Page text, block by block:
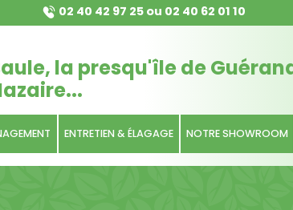
02 40 42 97 25ou 02 40 62 01 10
la presqu'île de
ENTRETIEN & ÉLAGAGE NOTRE SHOWROOM